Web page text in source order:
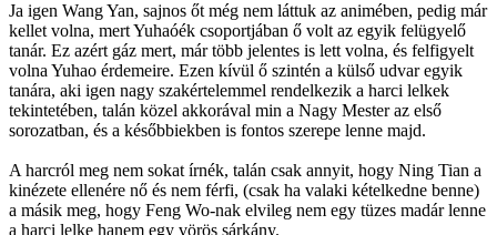
Ja igen Wang Yan, sajnos őt még nem láttuk az animében, pedig már
kellet volna, mert Yuhaóék csoportjában ő volt az egyik felügyelő
tanár. Ez azért gáz mert, már több jelentes is lett volna, és felfigyelt
volna Yuhao érdemeire. Ezen kívül ő szintén a külső udvar egyik
tanára, aki igen nagy szakértelemmel rendelkezik a harci lelkek
tekintetében, talán közel akkorával min a Nagy Mester az első
sorozatban, és a későbbiekben is fontos szerepe lenne majd.
A harcról meg nem sokat írnék, talán csak annyit, hogy Ning Tian a
kinézete ellenére nő és nem férfi, (csak ha valaki kételkedne benne)
a másik meg, hogy Feng Wo-nak elvileg nem egy tüzes madár lenne
a harci lelke hanem egy vörös sárkány.